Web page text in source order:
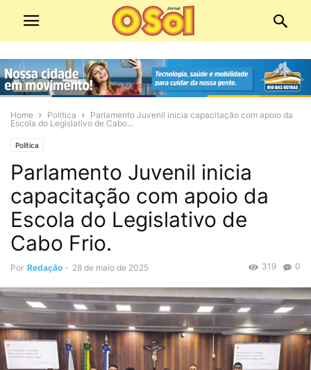
Home Política
Parlamento Juvenil inicia capacitação com apoio da
Escola do Legislativo de Cabo...
Política
Parlamento Juvenil inicia
capacitação com apoio da
Escola do Legislativo de
Cabo Frio.
Por Redação - 28 de maio de 2025 0
319